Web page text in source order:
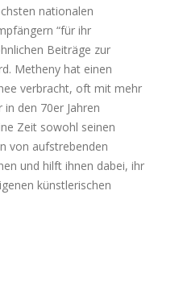
nationalen
“für ihr
Beiträge zur
Metheny hat einen
verbracht, oft mit mehr
den 70er Jahren
Zeit sowohl seinen
von aufstrebenden
und hilft ihnen dabei, ihr
künstlerischen